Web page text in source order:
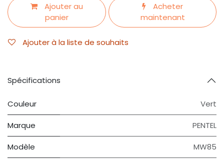
Ajouter au
panier
Acheter
maintenant
Ajouter à la liste de souhaits
Spécifications
Couleur Vert
Marque PENTEL
Modèle MW85